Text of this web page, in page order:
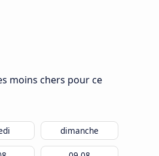
moins chers pour ce
dimanche